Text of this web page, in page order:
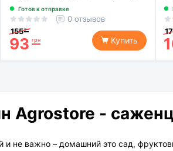
Готов к отправке
0 отзывов
155 грн
93 грн Купить
Agrostore -
и не важно – домашний это сад,